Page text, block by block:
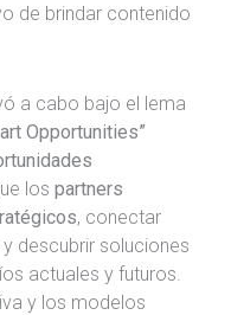
de brindar contenido
a cabo bajo el lema
Opportunities”
los partners
, conectar
descubrir soluciones
actuales y futuros.
y los modelos